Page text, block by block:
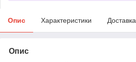
Опис Характеристики Доставка
Опис